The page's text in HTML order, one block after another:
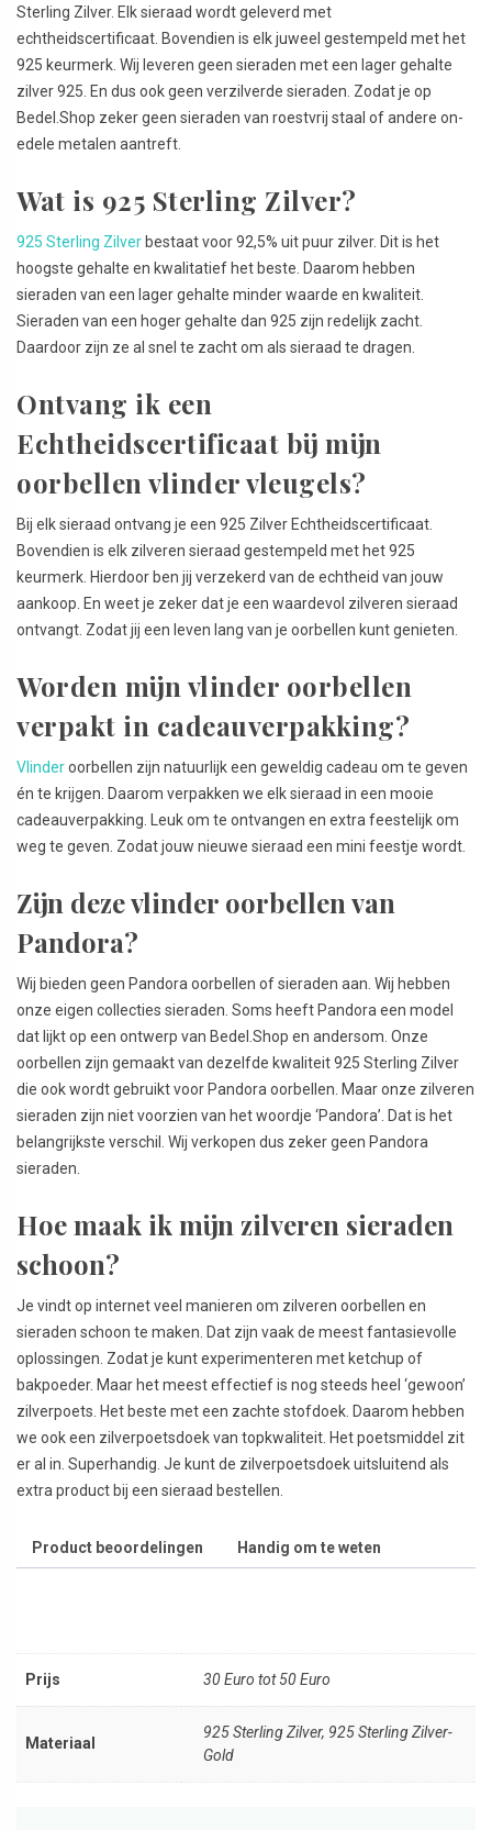
Sterling Zilver. Elk sieraad wordt geleverd met
echtheidscertificaat. Bovendien is elk juweel gestempeld met het
925 keurmerk. Wij leveren geen sieraden met een lager gehalte
zilver 925. En dus ook geen verzilverde sieraden. Zodat je op
Bedel.Shop zeker geen sieraden van roestvrij staal of andere on-
edele metalen aantreft.
Wat is 925 Sterling Zilver?
925 Sterling Zilver bestaat voor 92,5% uit puur zilver. Dit is het
hoogste gehalte en kwalitatief het beste. Daarom hebben
sieraden van een lager gehalte minder waarde en kwaliteit.
Sieraden van een hoger gehalte dan 925 zijn redelijk zacht.
Daardoor zijn ze al snel te zacht om als sieraad te dragen.
Ontvang ik een
Echtheidscertificaat bij mijn
oorbellen vlinder vleugels?
Bij elk sieraad ontvang je een 925 Zilver Echtheidscertificaat.
Bovendien is elk zilveren sieraad gestempeld met het 925
keurmerk. Hierdoor ben jij verzekerd van de echtheid van jouw
aankoop. En weet je zeker dat je een waardevol zilveren sieraad
ontvangt. Zodat jij een leven lang van je oorbellen kunt genieten.
Worden mijn vlinder oorbellen
verpakt in cadeauverpakking?
Vlinderoorbellen zijn natuurlijk een geweldig cadeau om te geven
én te krijgen. Daarom verpakken we elk sieraad in een mooie
cadeauverpakking. Leuk om te ontvangen en extra feestelijk om
weg te geven. Zodat jouw nieuwe sieraad een mini feestje wordt.
Zijn deze vlinder oorbellen van
Pandora?
Wij bieden geen Pandora oorbellen of sieraden aan. Wij hebben
onze eigen collecties sieraden. Soms heeft Pandora een model
dat lijkt op een ontwerp van Bedel.Shop en andersom. Onze
oorbellen zijn gemaakt van dezelfde kwaliteit 925 Sterling Zilver
die ook wordt gebruikt voor Pandora oorbellen. Maar onze zilveren
sieraden zijn niet voorzien van het woordje ‘Pandora’. Dat is het
belangrijkste verschil. Wij verkopen dus zeker geen Pandora
sieraden.
Hoe maak ik mijn zilveren sieraden
schoon?
Je vindt op internet veel manieren om zilveren oorbellen en
sieraden schoon te maken. Dat zijn vaak de meest fantasievolle
oplossingen. Zodat je kunt experimenteren met ketchup of
bakpoeder. Maar het meest effectief is nog steeds heel ‘gewoon’
zilverpoets. Het beste met een zachte stofdoek. Daarom hebben
we ook een zilverpoetsdoek van topkwaliteit. Het poetsmiddel zit
er al in. Superhandig. Je kunt de zilverpoetsdoek uitsluitend als
extra product bij een sieraad bestellen.
Product beoordelingen Handig om te weten
Prijs 30 Euro tot 50 Euro
Materiaal
925 Sterling Zilver, 925 Sterling Zilver-
Gold